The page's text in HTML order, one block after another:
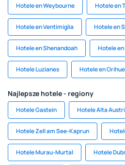
Hotele en Weybourne Hotele en
Hotele en Ventimiglia Hotele en
Hotele en Shenandoah Hotele
Hotele Luzianes Hotele en
Najlepsze hotele - regiony
Hotele Gastein Hotele Alta
Hotele Zell am See-Kaprun
Hotele Murau-Murtal Hotele